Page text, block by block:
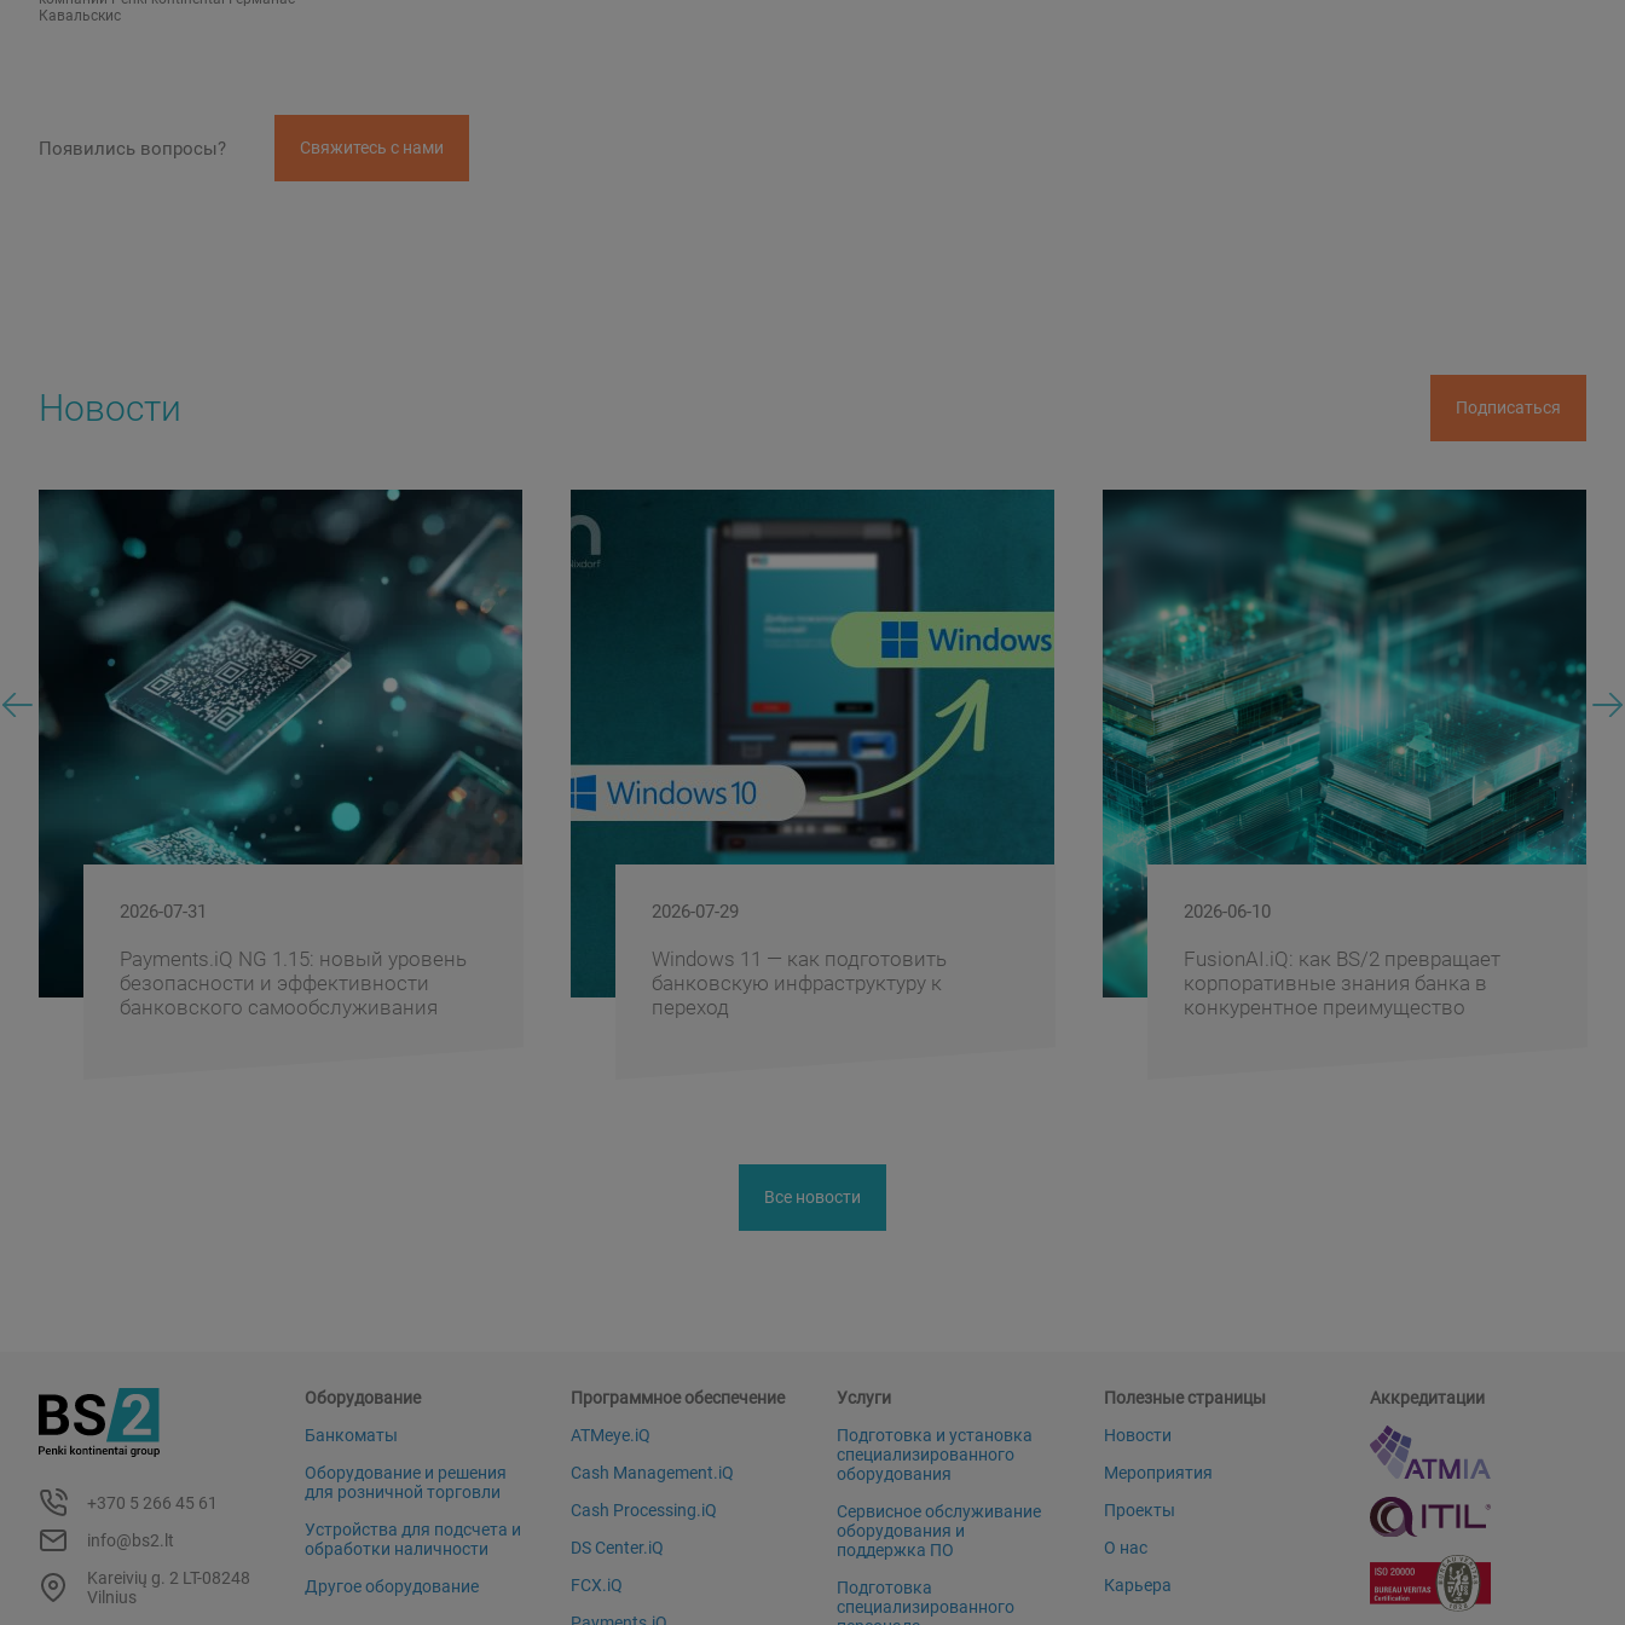
Кавальскис
Появились вопросы? Свяжитесь с нами
Новости Подписаться
2026-07-29
Windows 11 — как подготовить
банковскую инфраструктуру к
переход
2026-06-10
FusionAI.iQ: как BS/2 превращает
корпоративные знания банка в
конкурентное преимущество
2026-06-09
BS/2 отметила банки-партнёры за
вклад в развитие цифрового
банкинга и инноваций на Banking
Все новости
+370 5 266 45 61
info@bs2.lt
Kareivių g. 2 LT-08248
Vilnius
Оборудование
Банкоматы
Оборудование и решения
для розничной торговли
Устройства для подсчета и
обработки наличности
Другое оборудование
Программное обеспечение
ATMeye.iQ
Cash Management.iQ
Cash Processing.iQ
DS Center.iQ
FCX.iQ
Услуги
Подготовка и установка
специализированного
оборудования
Сервисное обслуживание
оборудования и
поддержка ПО
Подготовка
специализированного
Полезные страницы
Новости
Мероприятия
Проекты
О нас
Карьера
Аккредитации